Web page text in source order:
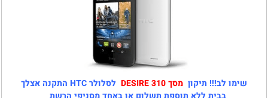
שימו לב!!! תיקון מסך DESIRE 310
לסלולר HTC התקנה אצלך